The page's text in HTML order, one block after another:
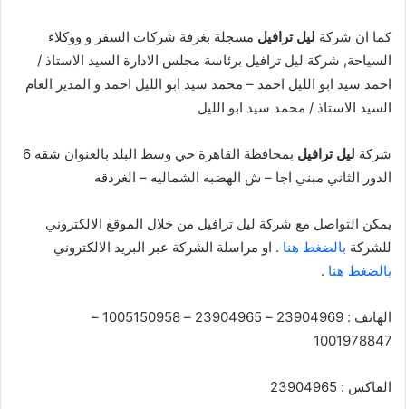
كما ان شركة ليل ترافيل مسجلة بغرفة شركات السفر و ووكلاء
السياحة, شركة ليل ترافيل برئاسة مجلس الادارة السيد الاستاذ /
احمد سيد ابو الليل احمد – محمد سيد ابو الليل احمد و المدير العام
السيد الاستاذ / محمد سيد ابو الليل
شركة ليل ترافيل
بمحافظة القاهرة حي وسط البلد بالعنوان شقه 6
الدور الثاني مبني اجا – ش الهضبه الشماليه – الغردقه
يمكن التواصل مع شركة ليل ترافيل من خلال الموقع الالكتروني
للشركة بالضغط هنا . او مراسلة الشركة عبر البريد الالكتروني
بالضغط هنا .
الهاتف : 23904969 – 23904965 – 1005150958 –
1001978847
الفاكس : 23904965